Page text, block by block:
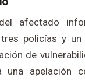
afectado
policías y
de
una apelación